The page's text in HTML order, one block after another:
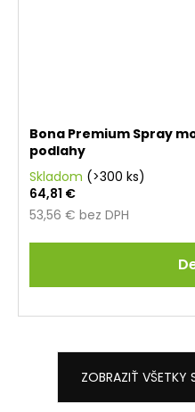
Bona Premium Spray
podlahy
Skladom (>300 ks)
53,56 € bez DPH
64,81 €
ZOBRAZIŤ VŠETKY